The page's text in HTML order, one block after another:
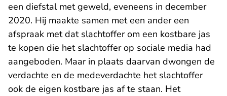
een diefstal met geweld, eveneens in december
2020. Hij maakte samen met een ander een
afspraak met dat slachtoffer om een kostbare jas
te kopen die het slachtoffer op sociale media had
aangeboden. Maar in plaats daarvan dwongen de
verdachte en de medeverdachte het slachtoffer
ook de eigen kostbare jas af te staan. Het